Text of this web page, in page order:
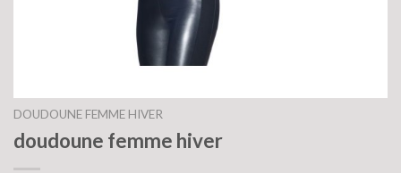
DOUDOUNE FEMME HIVER
doudoune femme hiver